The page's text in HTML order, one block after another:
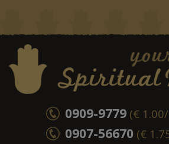
0909-9779 (€
0907-56670 (€